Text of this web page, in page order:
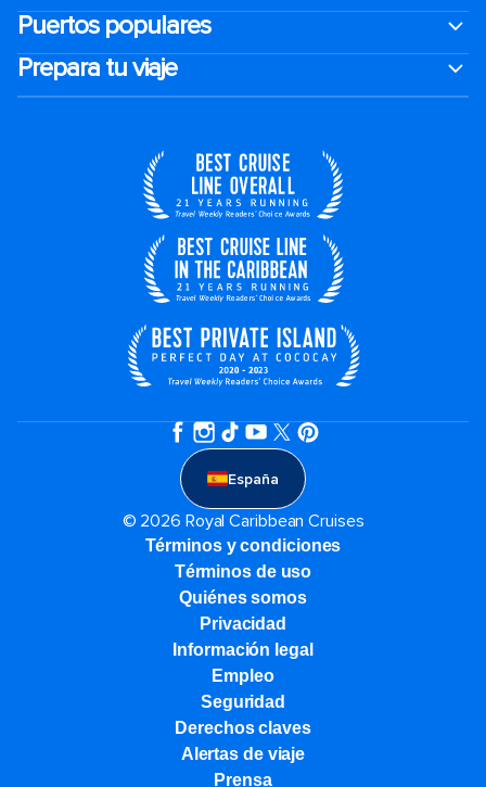
Puertos populares
Prepara tu viaje
España
© 2026 Royal Caribbean Cruises
Términos y condiciones
Términos de uso
Quiénes somos
Privacidad
Información legal
Empleo
Seguridad
Derechos claves
Alertas de viaje
Prensa